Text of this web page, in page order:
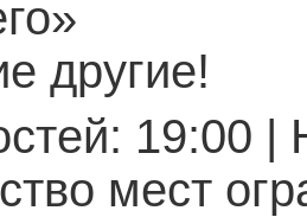
Цена
другие!
19:00 |
мест